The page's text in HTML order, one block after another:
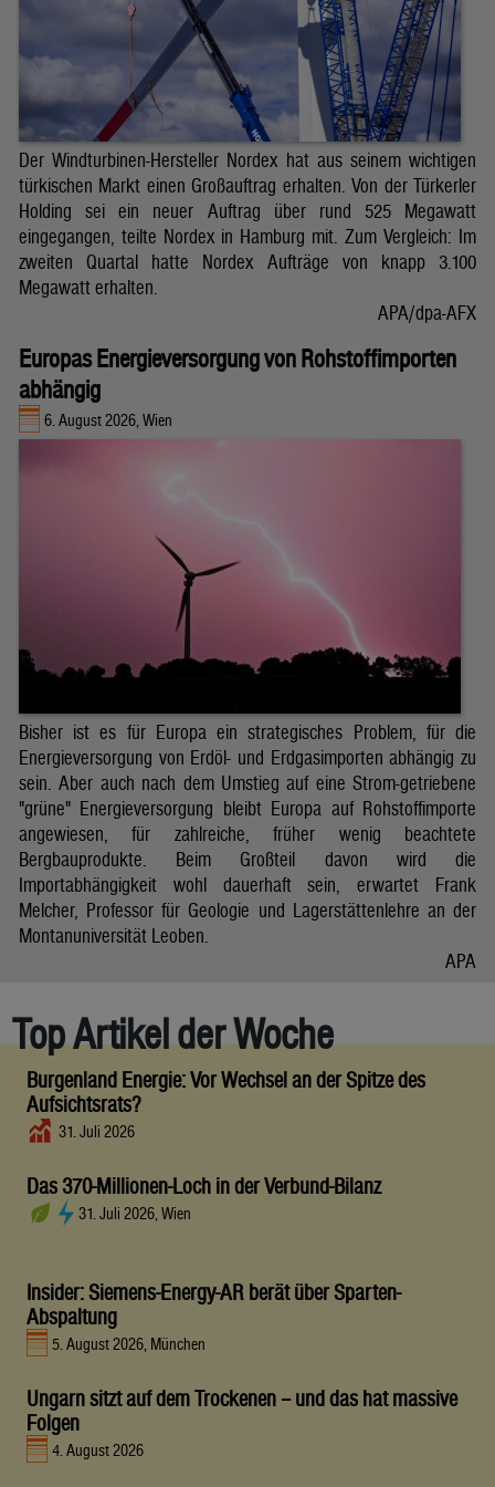
Der Windturbinen-Hersteller Nordex hat aus seinem wichtigen
türkischen Markt einen Großauftrag erhalten. Von der Türkerler
Holding sei ein neuer Auftrag über rund 525 Megawatt
eingegangen, teilte Nordex in Hamburg mit. Zum Vergleich: Im
zweiten Quartal hatte Nordex Aufträge von knapp 3.100
Megawatt erhalten.
APA/dpa-AFX
Europas Energieversorgung von Rohstoffimporten
abhängig
6. August 2026, Wien
Bisher ist es für Europa ein strategisches Problem, für die
Energieversorgung von Erdöl- und Erdgasimporten abhängig zu
sein. Aber auch nach dem Umstieg auf eine Strom-getriebene
"grüne" Energieversorgung bleibt Europa auf Rohstoffimporte
angewiesen, für zahlreiche, früher wenig beachtete
Bergbauprodukte. Beim Großteil davon wird die
Importabhängigkeit wohl dauerhaft sein, erwartet Frank
Melcher, Professor für Geologie und Lagerstättenlehre an der
Montanuniversität Leoben.
APA
Top Artikel der Woche
Burgenland Energie: Vor Wechsel an der Spitze des
Aufsichtsrats?
31. Juli 2026
Das 370-Millionen-Loch in der Verbund-Bilanz
31. Juli 2026, Wien
Insider: Siemens-Energy-AR berät über Sparten-
Abspaltung
5. August 2026, München
Ungarn sitzt auf dem Trockenen – und das hat massive
Folgen
4. August 2026